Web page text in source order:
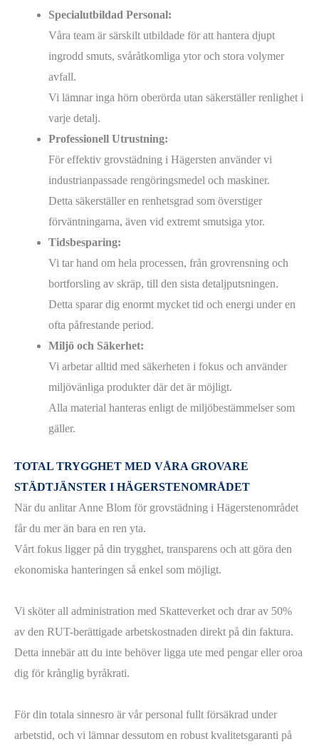
Specialutbildad Personal:
Våra team är särskilt utbildade för att hantera djupt
ingrodd smuts, svåråtkomliga ytor och stora volymer
avfall.
Vi lämnar inga hörn oberörda utan säkerställer renlighet i
varje detalj.
Professionell Utrustning:
För effektiv grovstädning i Hägersten använder vi
industrianpassade rengöringsmedel och maskiner.
Detta säkerställer en renhetsgrad som överstiger
förväntningarna, även vid extremt smutsiga ytor.
Tidsbesparing:
Vi tar hand om hela processen, från grovrensning och
bortforsling av skräp, till den sista detaljputsningen.
Detta sparar dig enormt mycket tid och energi under en
ofta påfrestande period.
Miljö och Säkerhet:
Vi arbetar alltid med säkerheten i fokus och använder
miljövänliga produkter där det är möjligt.
Alla material hanteras enligt de miljöbestämmelser som
gäller.
TOTAL TRYGGHET MED VÅRA GROVARE
STÄDTJÄNSTER I HÄGERSTENOMRÅDET
När du anlitar Anne Blom för grovstädning i Hägerstenområdet
får du mer än bara en ren yta.
Vårt fokus ligger på din trygghet, transparens och att göra den
ekonomiska hanteringen så enkel som möjligt.
Vi sköter all administration med Skatteverket och drar av 50%
av den RUT-berättigade arbetskostnaden direkt på din faktura.
Detta innebär att du inte behöver ligga ute med pengar eller oroa
dig för krånglig byråkrati.
För din totala sinnesro är vår personal fullt försäkrad under
arbetstid, och vi lämnar dessutom en robust kvalitetsgaranti på